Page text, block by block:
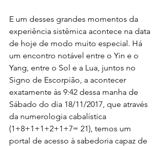
E um desses grandes momentos da
experiência sistêmica acontece na data
de hoje de modo muito especial. Há
um encontro notável entre o Yin e o
Yang, entre o Sol e a Lua, juntos no
Signo de Escorpião, a acontecer
exatamente às 9:42 dessa manha de
Sábado do dia 18/11/2017, que através
da numerologia cabalística
(1+8+1+1+2+1+7= 21), temos um
portal de acesso à sabedoria capaz de